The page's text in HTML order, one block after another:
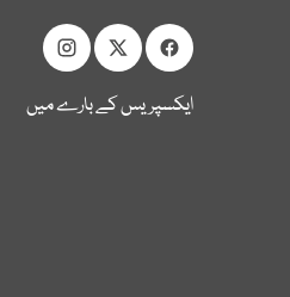
ایکسپریس کے بارے میں